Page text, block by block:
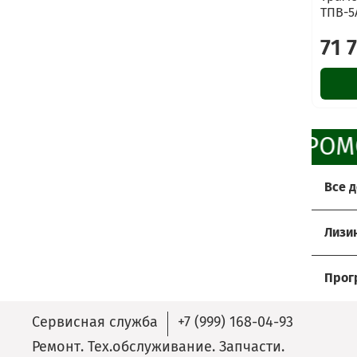
ТПВ-
71
Все
Мы
-
-
-
Сервисная служба
+7 (999) 168-04-93
Ремонт. Тех.обслуживание. Запчасти.